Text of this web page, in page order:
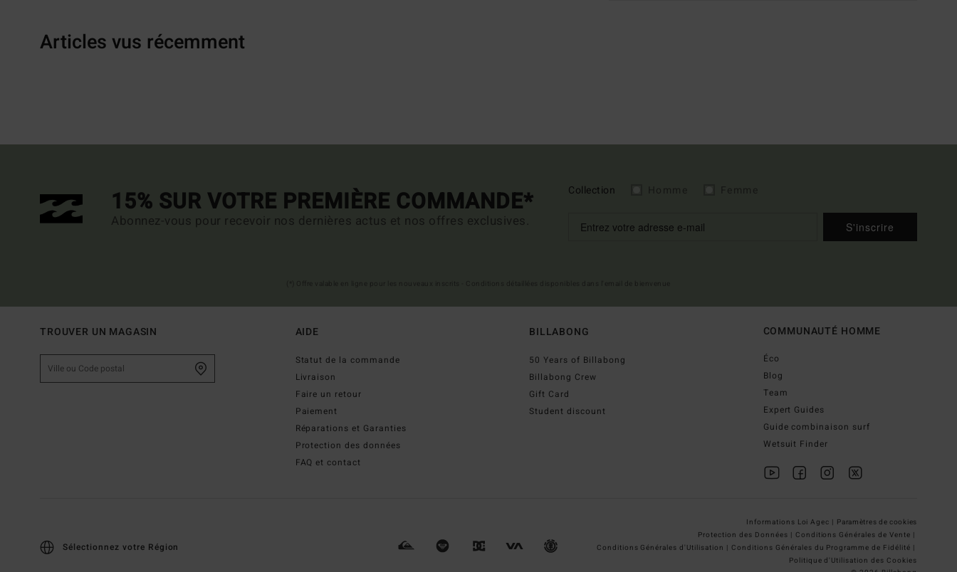
Articles vus récemment
15% SUR VOTRE PREMIÈRE COMMANDE*
Abonnez-vous pour recevoir nos dernières actus et nos offres exclusives.
Collection
S'inscrire
TROUVER UN MAGASIN AIDE
Statut de la commande
Livraison
Faire un retour
Paiement
Réparations et Garanties
Protection des données
FAQ et contact
BILLABONG
50 Years of Billabong
Billabong Crew
Gift Card
Student discount
COMMUNAUTÉ HOMME
Éco
Blog
Team
Expert Guides
Guide combinaison surf
Wetsuit Finder
Sélectionnez votre Région
Informations Loi Agec | Paramètres de cookies
Protection des Données | Conditions Générales de Vente |
Conditions Générales d'Utilisation | Conditions Générales du Programme de Fidélité |
Politique d'Utilisation des Cookies